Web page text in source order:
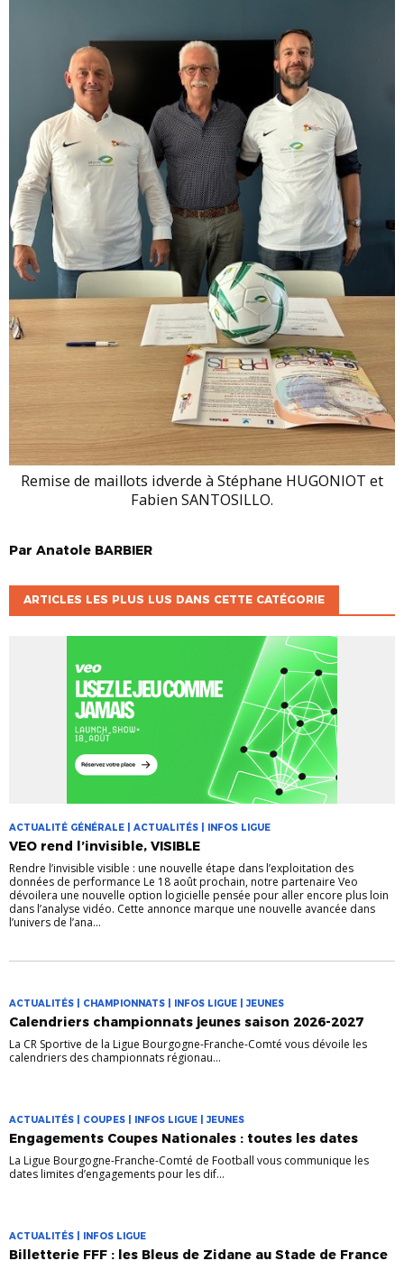
Remise de maillots idverde à Stéphane HUGONIOT et
Fabien SANTOSILLO.
Par Anatole BARBIER
ARTICLES LES PLUS LUS DANS CETTE CATÉGORIE
ACTUALITÉ GÉNÉRALE | ACTUALITÉS | INFOS LIGUE
VEO rend l’invisible, VISIBLE
Rendre l’invisible visible : une nouvelle étape dans l’exploitation des
données de performance Le 18 août prochain, notre partenaire Veo
dévoilera une nouvelle option logicielle pensée pour aller encore plus loin
dans l’analyse vidéo. Cette annonce marque une nouvelle avancée dans
l’univers de l’ana...
ACTUALITÉS | CHAMPIONNATS | INFOS LIGUE | JEUNES
Calendriers championnats jeunes saison 2026-2027
La CR Sportive de la Ligue Bourgogne-Franche-Comté vous dévoile les
calendriers des championnats régionau...
ACTUALITÉS | COUPES | INFOS LIGUE | JEUNES
Engagements Coupes Nationales : toutes les dates
La Ligue Bourgogne-Franche-Comté de Football vous communique les
dates limites d’engagements pour les dif...
ACTUALITÉS | INFOS LIGUE
Billetterie FFF : les Bleus de Zidane au Stade de France